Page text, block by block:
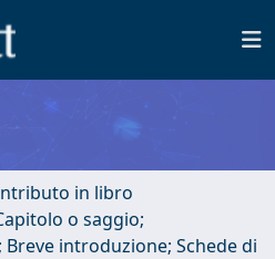
in libro
o saggio;
introduzione; Schede di